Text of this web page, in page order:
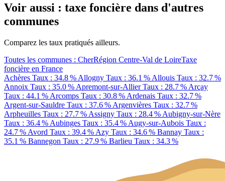
Voir aussi : taxe foncière dans d'autres
communes
Comparez les taux pratiqués ailleurs.
Toutes les communes : CherRégion Centre-Val de LoireTaxe
foncière en France
Achères Taux : 34.8 % Allogny Taux : 36.1 % Allouis Taux : 32.7 %
Annoix Taux : 35.0 % Apremont-sur-AllierTaux : 28.7 % Arçay
Taux : 44.1 % Arcomps Taux : 30.8 % Ardenais Taux : 32.7 %
Argent-sur-Sauldre Taux : 37.6 % Argenvières Taux : 32.7 %
Arpheuilles Taux : 27.7 % Assigny Taux : 28.4 % Aubigny-sur-Nère
Taux : 36.4 % Aubinges Taux : 35.4 % Augy-sur-Aubois Taux :
24.7 % Avord Taux : 39.4 % Azy Taux : 34.6 % Bannay Taux :
35.1 % Bannegon Taux : 27.9 % Barlieu Taux : 34.3 %